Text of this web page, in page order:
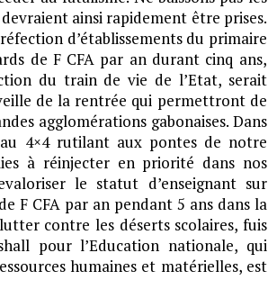
ainsi rapidement être prises.
d’établissements du primaire
de F CFA par an durant cinq ans,
du train de vie de l’Etat, serait
de la rentrée qui permettront de
agglomérations gabonaises. Dans
4×4 rutilant aux pontes de notre
à réinjecter en priorité dans nos
le statut d’enseignant sur
F CFA par an pendant 5 ans dans la
contre les déserts scolaires, fuis
pour l’Education nationale, qui
humaines et matérielles, est